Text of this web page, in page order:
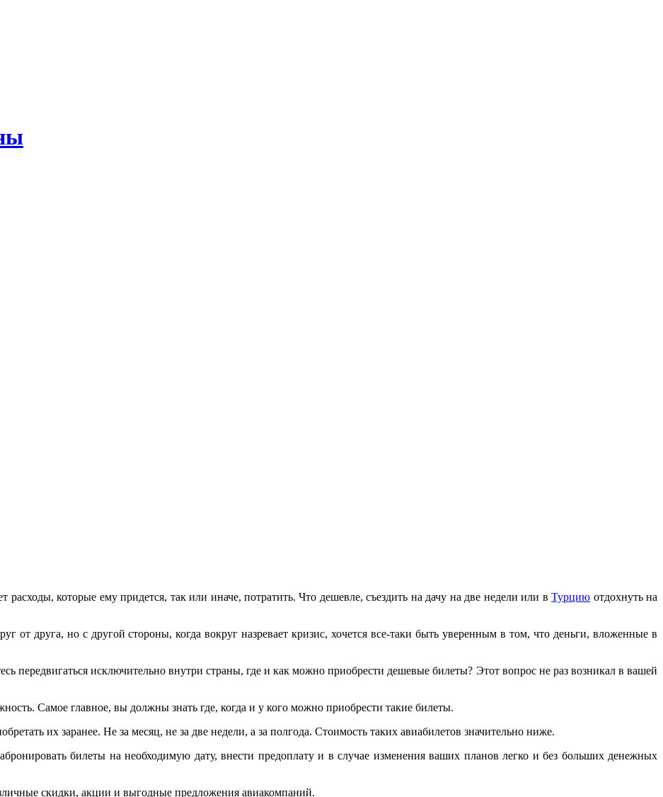
расходы, которые ему придется, так или иначе, потратить. Что дешевле, съездить на дачу на две недели или вТурцию отдохнуть на
от друга, но с другой стороны, когда вокруг назревает кризис, хочется все-таки быть уверенным в том, что деньги, вложенные в
передвигаться исключительно внутри страны, где и как можно приобрести дешевые билеты? Этот вопрос не раз возникал в вашей
Самое главное, вы должны знать где, когда и у кого можно приобрести такие билеты.
их заранее. Не за месяц, не за две недели, а за полгода. Стоимость таких авиабилетов значительно ниже.
билеты на необходимую дату, внести предоплату и в случае изменения ваших планов легко и без больших денежных
скидки, акции и выгодные предложения авиакомпаний.